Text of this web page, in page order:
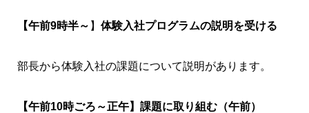
【午前9時半～ 】 体験入社プログラムの説明を受ける
部長から体験入社の課題について説明があります。
【午前10時ごろ～正午】課題に取り組む（午前）